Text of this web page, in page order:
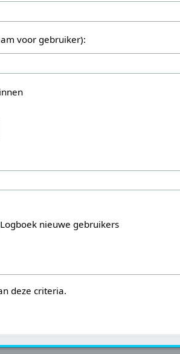
voor gebruiker):
Logboek nieuwe gebruikers
deze criteria.